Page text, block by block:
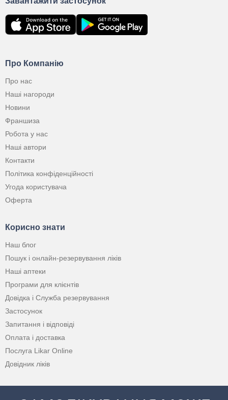
Про Компанію
Про нас
Наші нагороди
Новини
Франшиза
Робота у нас
Наші автори
Контакти
Політика конфіденційності
Угода користувача
Оферта
Корисно знати
Наш блог
Пошук і онлайн-резервування ліків
Наші аптеки
Програми для клієнтів
Довідка і Служба резервування
Застосунок
Запитання і відповіді
Оплата і доставка
Послуга Likar Online
Довідник ліків